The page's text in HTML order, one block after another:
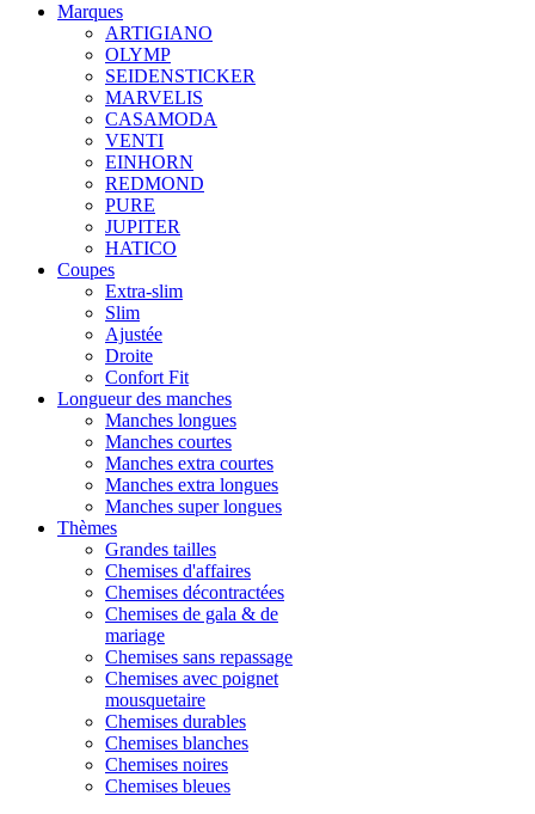
Marques
ARTIGIANO
OLYMP
SEIDENSTICKER
MARVELIS
CASAMODA
VENTI
EINHORN
REDMOND
PURE
JUPITER
HATICO
Coupes
Extra-slim
Slim
Ajustée
Droite
Confort Fit
Longueur des manches
Manches longues
Manches courtes
Manches extra courtes
Manches extra longues
Manches super longues
Thèmes
Grandes tailles
Chemises d'affaires
Chemises décontractées
Chemises de gala & de
mariage
Chemises sans repassage
Chemises avec poignet
mousquetaire
Chemises durables
Chemises blanches
Chemises noires
Chemises bleues